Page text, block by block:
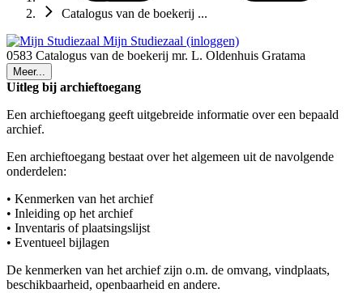
Catalogus van de boekerij ...
Mijn Studiezaal (inloggen)
0583 Catalogus van de boekerij mr. L. Oldenhuis Gratama
Meer...
Uitleg bij archieftoegang
Een archieftoegang geeft uitgebreide informatie over een bepaald
archief.
Een archieftoegang bestaat over het algemeen uit de navolgende
onderdelen:
• Kenmerken van het archief
• Inleiding op het archief
• Inventaris of plaatsingslijst
• Eventueel bijlagen
De kenmerken van het archief zijn o.m. de omvang, vindplaats,
beschikbaarheid, openbaarheid en andere.